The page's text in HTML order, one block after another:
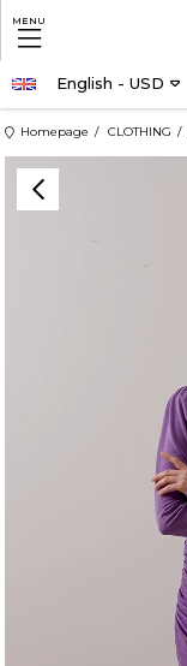
MENU
English - USD
Homepage CLOTHING